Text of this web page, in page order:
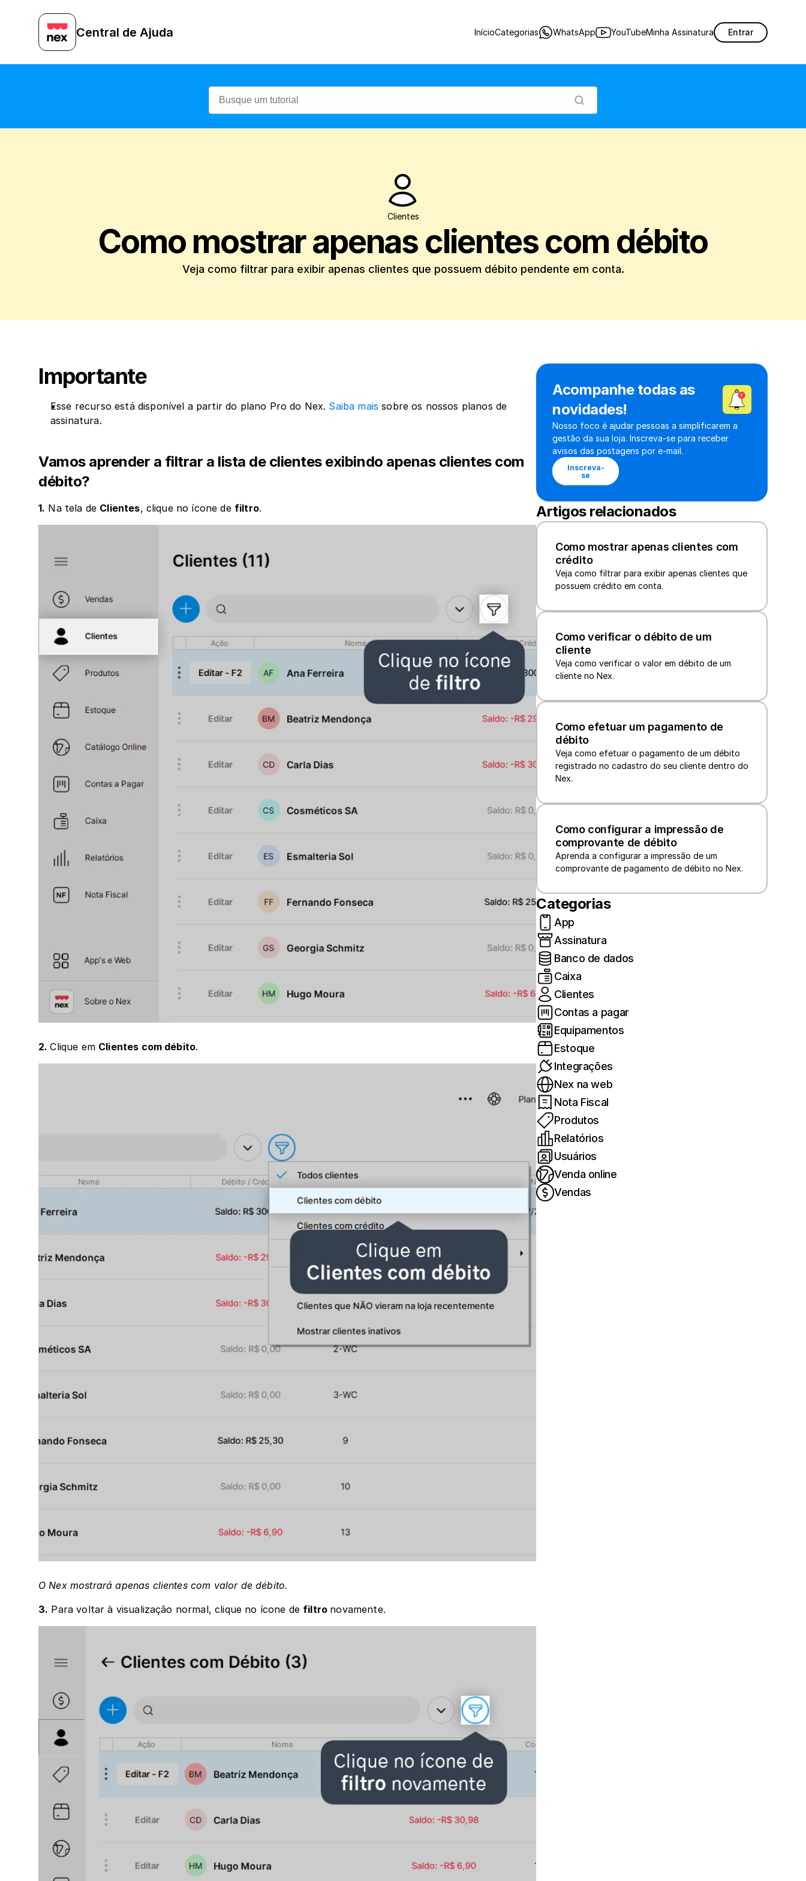
Central de Ajuda InícioCategorias WhatsApp YouTubeMinha Assinatura Entrar
Clientes
Como mostrar apenas clientes com débito
Veja como filtrar para exibir apenas clientes que possuem débito pendente em conta.
Importante
Esse recurso está disponível a partir do plano Pro do Nex. Saiba mais sobre os nossos planos de
assinatura.
Vamos aprender a filtrar a lista de clientes exibindo apenas clientes com
débito?
1. Na tela de Clientes, clique no ícone de filtro.
2. Clique em Clientes com débito.
O Nex mostrará apenas clientes com valor de débito.
3. Para voltar à visualização normal, clique no ícone de filtro novamente.
Acompanhe todas as
novidades!
Nosso foco é ajudar pessoas a simplificarem a
gestão da sua loja. Inscreva-se para receber
avisos das postagens por e-mail.
Inscreva-
se
Artigos relacionados
Como mostrar apenas clientes com
crédito
Veja como filtrar para exibir apenas clientes que
Como verificar o débito de um
cliente
Veja como verificar o valor em débito de um
Como efetuar um pagamento de
débito
Veja como efetuar o pagamento de um débito
registrado no cadastro do seu cliente dentro do
Nex.
Como configurar a impressão de
comprovante de débito
Aprenda a configurar a impressão de um
comprovante de pagamento de débito no Nex.
Categorias
App
Assinatura
Banco de dados
Caixa
Clientes
Contas a pagar
Equipamentos
Estoque
Integrações
Nex na web
Nota Fiscal
Produtos
Relatórios
Usuários
Venda online
Vendas